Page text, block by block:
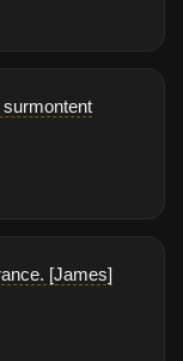
[James]